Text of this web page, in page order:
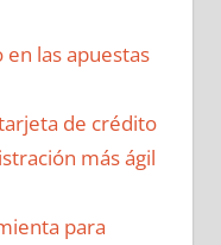
en las apuestas
de crédito
más ágil
para